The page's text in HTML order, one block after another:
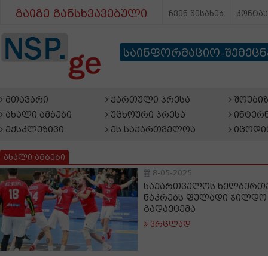
გაიგე განსხვავებული ჩვენ შესახებ
საინფორმაციო-
მთავარი
ახალი ამბები
ექსკლუზივი
ქართული პრესა
უცხოური პრესა
ეს საქართველოა
ახალი ამბები
8-05-2025
საქართველოს
ნაკრებს ფულადი
გადაეცემა
ვრცლად